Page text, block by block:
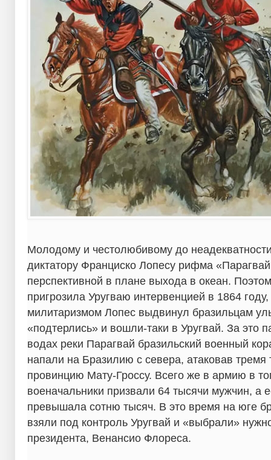
Молодому и честолюбивому до
диктатору Франциско Лопесу рифма «Парагвай
перспективной в плане выхода в океан.
пригрозила Уругваю интервенцией в 1864
милитаризмом Лопес выдвинул бразильцам
«подтерлись» и вошли-таки в Уругвай. За это
водах реки Парагвай бразильский военный
напали на Бразилию с севера, атаковав тремя
провинцию Мату-Гроссу. Всего же в армию в
военачальники призвали 64 тысячи мужчин, а
превышала сотню тысяч. В это время на юге
взяли под контроль Уругвай и «выбрали»
президента, Венансио Флореса.